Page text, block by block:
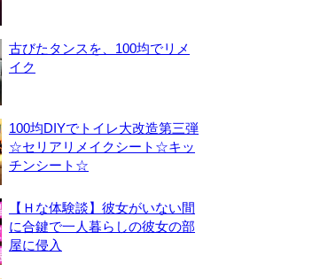
古びたタンスを、100均でリメ
イク
100均DIYでトイレ大改造第三弾
☆セリアリメイクシート☆キッ
チンシート☆
【Ｈな体験談】彼女がいない間
に合鍵で一人暮らしの彼女の部
屋に侵入